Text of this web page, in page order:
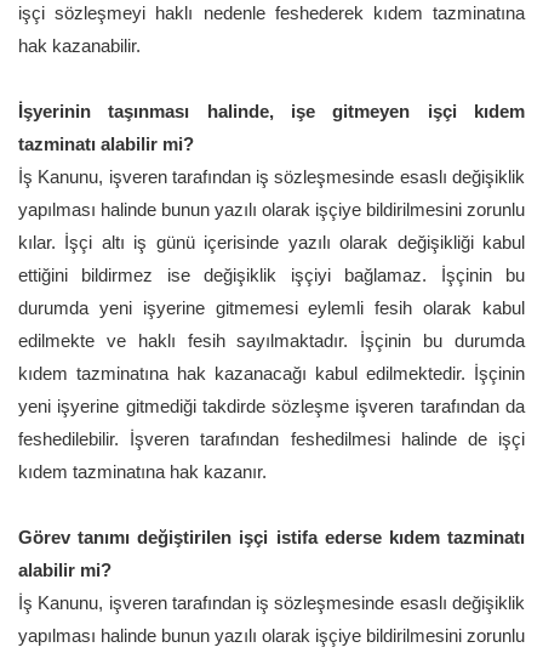
işçi sözleşmeyi haklı nedenle feshederek kıdem tazminatına
hak kazanabilir.
İşyerinin taşınması halinde, işe gitmeyen işçi kıdem
tazminatı alabilir mi?
İş Kanunu, işveren tarafından iş sözleşmesinde esaslı değişiklik
yapılması halinde bunun yazılı olarak işçiye bildirilmesini zorunlu
kılar. İşçi altı iş günü içerisinde yazılı olarak değişikliği kabul
ettiğini bildirmez ise değişiklik işçiyi bağlamaz. İşçinin bu
durumda yeni işyerine gitmemesi eylemli fesih olarak kabul
edilmekte ve haklı fesih sayılmaktadır. İşçinin bu durumda
kıdem tazminatına hak kazanacağı kabul edilmektedir. İşçinin
yeni işyerine gitmediği takdirde sözleşme işveren tarafından da
feshedilebilir. İşveren tarafından feshedilmesi halinde de işçi
kıdem tazminatına hak kazanır.
Görev tanımı değiştirilen işçi istifa ederse kıdem tazminatı
alabilir mi?
İş Kanunu, işveren tarafından iş sözleşmesinde esaslı değişiklik
yapılması halinde bunun yazılı olarak işçiye bildirilmesini zorunlu